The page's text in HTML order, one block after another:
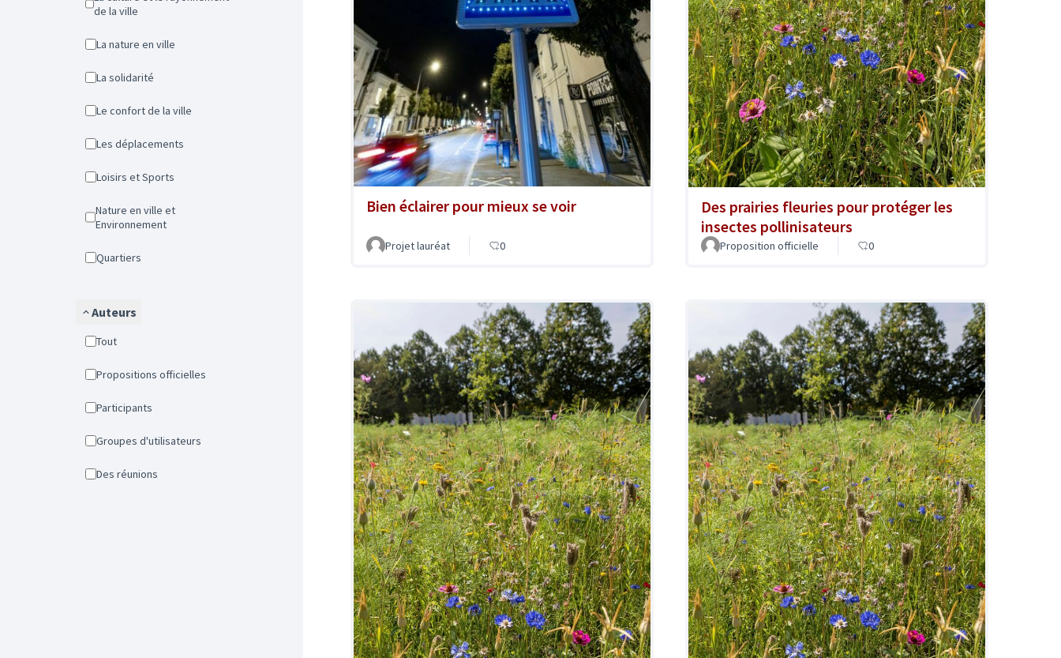
de la ville
La nature en ville
La solidarité
Le confort de la ville
Les déplacements
Loisirs et Sports
Nature en ville et
Environnement
Quartiers
Auteurs
Tout
Propositions officielles
Participants
Groupes d'utilisateurs
Des réunions
Bien éclairer pour mieux se voir
Projet lauréat 0
Des prairies fleuries pour protéger les
insectes pollinisateurs
Proposition officielle 0